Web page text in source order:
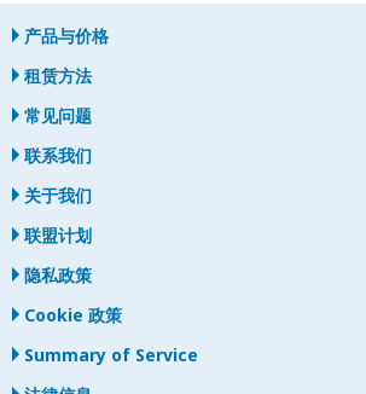
产品与价格
租赁方法
常见问题
联系我们
关于我们
联盟计划
隐私政策
Cookie 政策
Summary of Service